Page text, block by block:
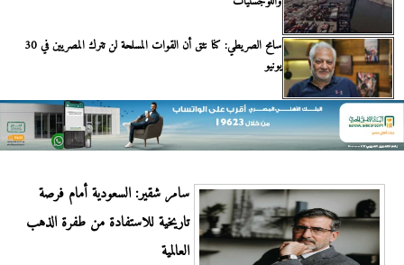
سامح الصريطي: كنا نثق أن القوات المسلحة لن تترك المصريين في 30
يونيو
سامر شقير: السعودية أمام فرصة
تاريخية للاستفادة من طفرة الذهب
العالمية